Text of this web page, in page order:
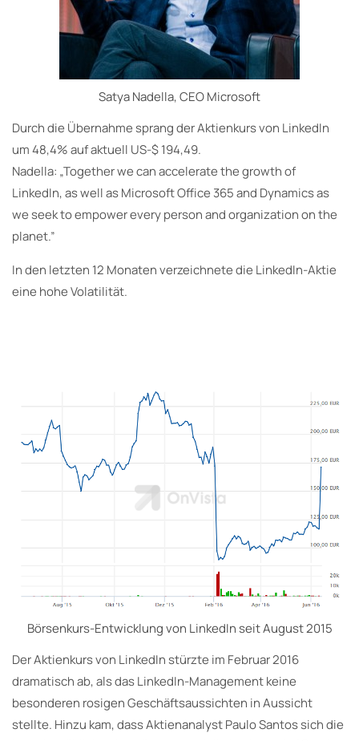
Satya Nadella, CEO Microsoft
Durch die Übernahme sprang der Aktienkurs von LinkedIn
um 48,4% auf aktuell US-$ 194,49.
Nadella: „Together we can accelerate the growth of
LinkedIn, as well as Microsoft Office 365 and Dynamics as
we seek to empower every person and organization on the
planet.”
In den letzten 12 Monaten verzeichnete die LinkedIn-Aktie
eine hohe Volatilität.
Börsenkurs-Entwicklung von LinkedIn seit August 2015
Der Aktienkurs von LinkedIn stürzte im Februar 2016
dramatisch ab, als das LinkedIn-Management keine
besonderen rosigen Geschäftsaussichten in Aussicht
stellte. Hinzu kam, dass Aktienanalyst Paulo Santos sich die